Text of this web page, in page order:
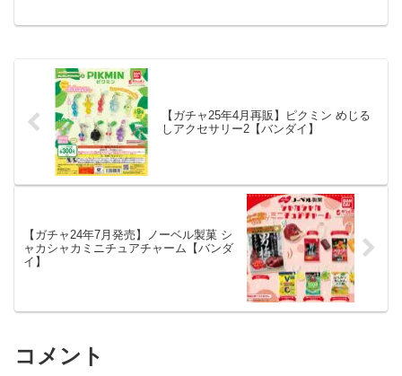
【ガチャ25年4月再販】ピクミン めじる
しアクセサリー2【バンダイ】
【ガチャ24年7月発売】ノーベル製菓 シ
ャカシャカミニチュアチャーム【バンダ
イ】
コメント